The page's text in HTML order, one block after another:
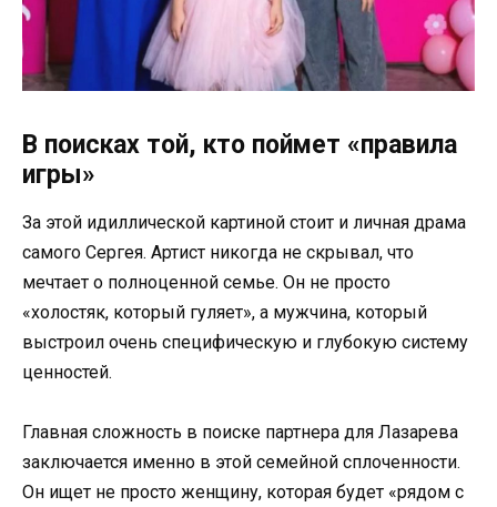
В поисках той, кто поймет «правила
игры»
За этой идиллической картиной стоит и личная драма
самого Сергея. Артист никогда не скрывал, что
мечтает о полноценной семье. Он не просто
«холостяк, который гуляет», а мужчина, который
выстроил очень специфическую и глубокую систему
ценностей.
Главная сложность в поиске партнера для Лазарева
заключается именно в этой семейной сплоченности.
Он ищет не просто женщину, которая будет «рядом с